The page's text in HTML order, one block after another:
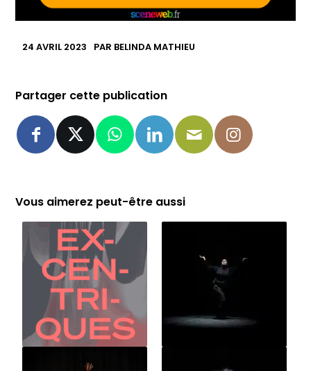
24 AVRIL 2023 PAR BELINDA MATHIEU
Partager cette publication
Vous aimerez peut-être aussi